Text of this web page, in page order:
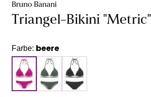
Bruno Banani
Triangel-Bikini "Metric"
Farbe: beere